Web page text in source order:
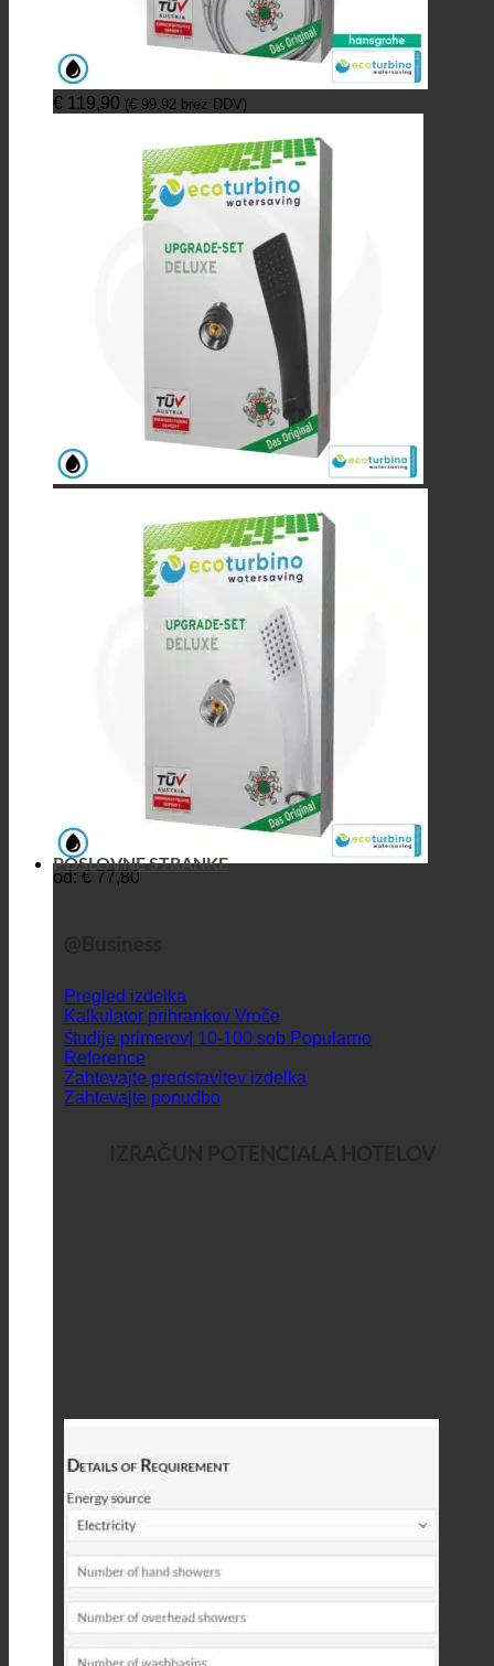
€ 119,90 (€ 99,92 brez DDV)
od: € 77,80
POSLOVNE STRANKE
Pregled izdelka
Kalkulator prihrankov
Študije primerov| 10-100 sob
Reference
Zahtevajte predstavitev izdelka
Zahtevajte ponudbo